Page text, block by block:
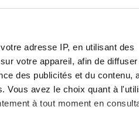
adresse IP, en utilisant des
votre appareil, afin de diffuser
des publicités et du contenu,
Vous avez le choix quant à
à tout moment en